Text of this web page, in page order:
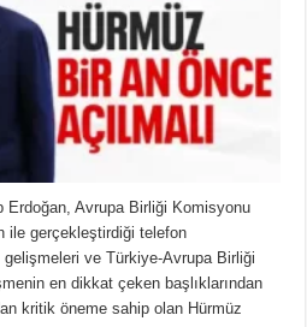
Erdoğan, Avrupa Birliği Komisyonu
ile gerçekleştirdiği telefon
gelişmeleri ve Türkiye-Avrupa Birliği
en dikkat çeken başlıklarından
kritik öneme sahip olan Hürmüz